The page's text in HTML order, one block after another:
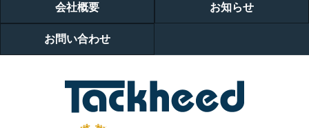
会社概要 お知らせ
お問い合わせ